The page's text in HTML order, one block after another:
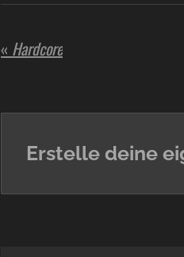
« Hardcore
Erstelle deine